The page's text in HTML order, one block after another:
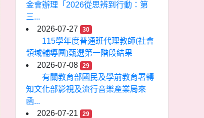
金會辦理「2026從思辨到行動：第
三...
2026-07-27
30
115學年度普通班代理教師(社會
領域輔導團)甄選第一階段結果
2026-07-08
29
有關教育部國民及學前教育署轉
知文化部影視及流行音樂產業局來
函...
2026-07-21
29